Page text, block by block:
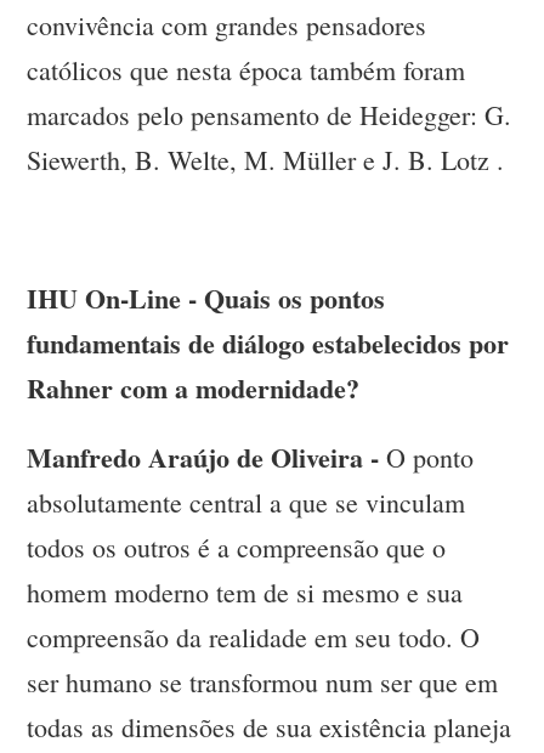
convivência com grandes pensadores
católicos que nesta época também foram
marcados pelo pensamento de Heidegger: G.
Siewerth, B. Welte, M. Müller e J. B. Lotz .
IHU On-Line - Quais os pontos
fundamentais de diálogo estabelecidos por
Rahner com a modernidade?
Manfredo Araújo de Oliveira - O ponto
absolutamente central a que se vinculam
todos os outros é a compreensão que o
homem moderno tem de si mesmo e sua
compreensão da realidade em seu todo. O
ser humano se transformou num ser que em
todas as dimensões de sua existência planeja